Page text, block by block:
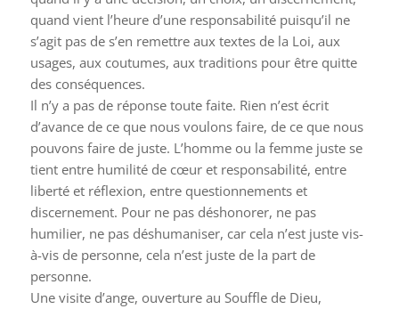
quand vient l’heure d’une responsabilité puisqu’il ne
s’agit pas de s’en remettre aux textes de la Loi, aux
usages, aux coutumes, aux traditions pour être quitte
des conséquences.
Il n’y a pas de réponse toute faite. Rien n’est écrit
d’avance de ce que nous voulons faire, de ce que nous
pouvons faire de juste. L’homme ou la femme juste se
tient entre humilité de cœur et responsabilité, entre
liberté et réflexion, entre questionnements et
discernement. Pour ne pas déshonorer, ne pas
humilier, ne pas déshumaniser, car cela n’est juste vis-
à-vis de personne, cela n’est juste de la part de
personne.
Une visite d’ange, ouverture au Souffle de Dieu,